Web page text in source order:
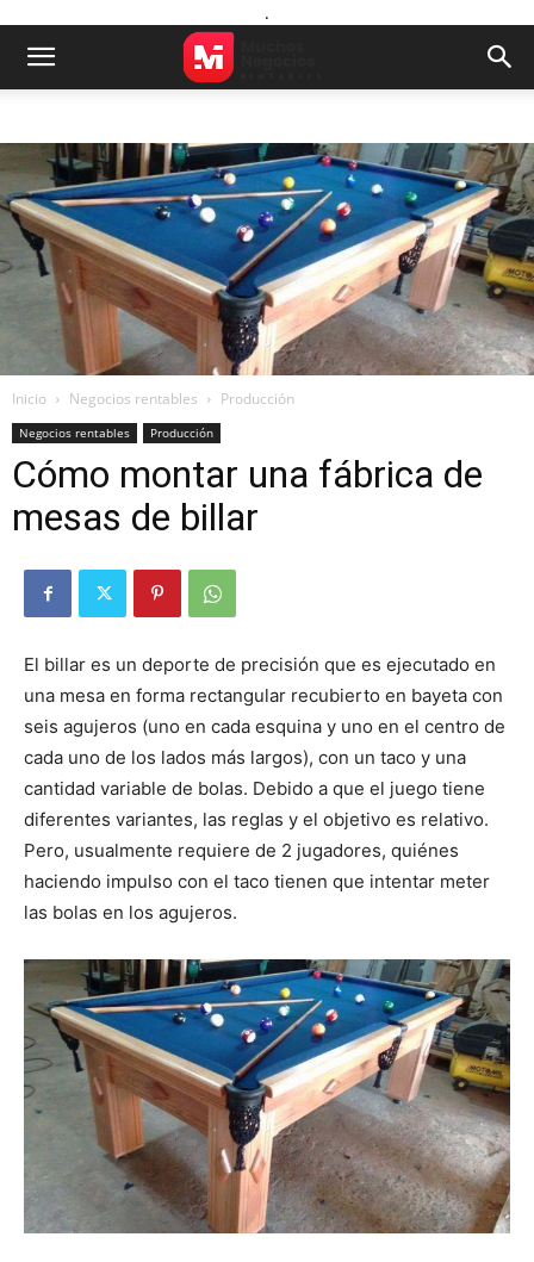
.
Inicio Negocios rentables Producción
Negocios rentables Producción
Cómo montar una fábrica de
mesas de billar
El billar es un deporte de precisión que es ejecutado en
una mesa en forma rectangular recubierto en bayeta con
seis agujeros (uno en cada esquina y uno en el centro de
cada uno de los lados más largos), con un taco y una
cantidad variable de bolas. Debido a que el juego tiene
diferentes variantes, las reglas y el objetivo es relativo.
Pero, usualmente requiere de 2 jugadores, quiénes
haciendo impulso con el taco tienen que intentar meter
las bolas en los agujeros.